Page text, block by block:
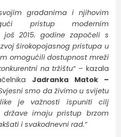
građanima i njihovim
pristup modernim
2015. godine započeli s
širokopojasnog pristupa u
omogućili dostupnost mreži
na tržištu“ – kazala
Jadranka Matok –
smo da živimo u svijetu
je važnosti ispuniti cilj
države imaju pristup brzom
i svakodnevni rad.“